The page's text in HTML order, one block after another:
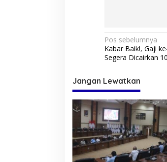
N
a
i
g
a
s
i
p
Pos sebelumnya
Kabar Baik!, Gaji
Segera Dicairkan
Jangan Lewatkan